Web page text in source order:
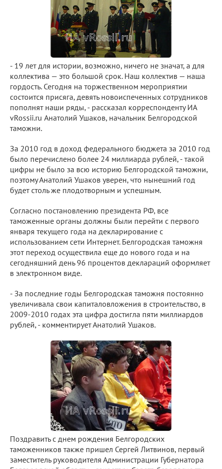
- 19 лет для истории, возможно, ничего не значат, а для
коллектива — это большой срок. Наш коллектив — наша
гордость. Сегодня на торжественном мероприятии
состоится присяга, девять новоиспеченных сотрудников
пополнят наши ряды, - рассказал корреспонденту ИА
vRossii.ru Анатолий Ушаков, начальник Белгородской
таможни.
За 2010 год в доход федерального бюджета за 2010 год
было перечислено более 24 миллиарда рублей, - такой
цифры не было за всю историю Белгородской таможни,
поэтому Анатолий Ушаков уверен, что нынешний год
будет столь же плодотворным и успешным.
Согласно постановлению президента РФ, все
таможенные органы должны были перейти с первого
января текущего года на декларирование с
использованием сети Интернет. Белгородская таможня
этот переход осуществила еще до нового года и на
сегодняшний день 96 процентов деклараций оформляет
в электронном виде.
- За последние годы Белгородская таможня постоянно
увеличивала свои капиталовложения в строительство, в
2009-2010 годах эта цифра достигла пяти миллиардов
рублей, - комментирует Анатолий Ушаков.
Поздравить с днем рождения Белгородских
таможенников также пришел Сергей Литвинов, первый
заместитель руководителя Администрации Губернатора